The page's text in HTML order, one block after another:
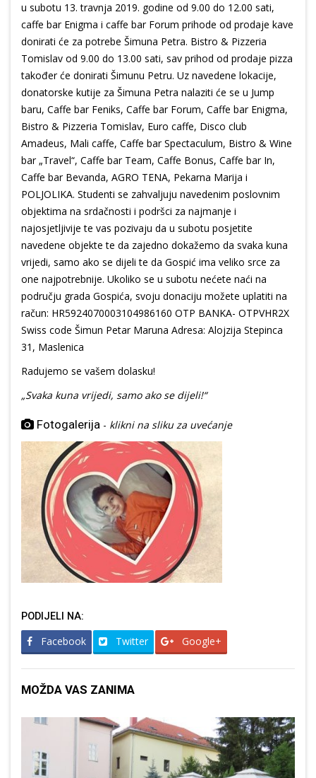
u subotu 13. travnja 2019. godine od 9.00 do 12.00 sati,
caffe bar Enigma i caffe bar Forum prihode od prodaje kave
donirati će za potrebe Šimuna Petra. Bistro & Pizzeria
Tomislav od 9.00 do 13.00 sati, sav prihod od prodaje pizza
također će donirati Šimunu Petru. Uz navedene lokacije,
donatorske kutije za Šimuna Petra nalaziti će se u Jump
baru, Caffe bar Feniks, Caffe bar Forum, Caffe bar Enigma,
Bistro & Pizzeria Tomislav, Euro caffe, Disco club
Amadeus, Mali caffe, Caffe bar Spectaculum, Bistro & Wine
bar „Travel“, Caffe bar Team, Caffe Bonus, Caffe bar In,
Caffe bar Bevanda, AGRO TENA, Pekarna Marija i
POLJOLIKA. Studenti se zahvaljuju navedenim poslovnim
objektima na srdačnosti i podršci za najmanje i
najosjetljivije te vas pozivaju da u subotu posjetite
navedene objekte te da zajedno dokažemo da svaka kuna
vrijedi, samo ako se dijeli te da Gospić ima veliko srce za
one najpotrebnije. Ukoliko se u subotu nećete naći na
području grada Gospića, svoju donaciju možete uplatiti na
račun: HR5924070003104986160 OTP BANKA- OTPVHR2X
Swiss code Šimun Petar Maruna Adresa: Alojzija Stepinca
31, Maslenica
Radujemo se vašem dolasku!
„Svaka kuna vrijedi, samo ako se dijeli!“
Fotogalerija - klikni na sliku za uvećanje
PODIJELI NA:
Facebook Twitter Google+
MOŽDA VAS ZANIMA